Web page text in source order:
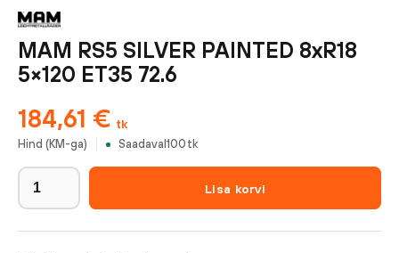
MAM RS5 SILVER PAINTED 8xR18
5×120 ET35 72.6
184,61 € tk
Hind (KM-ga) Saadaval 100 tk
Lisa korvi